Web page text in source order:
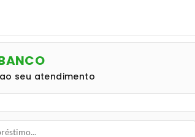
seu atendimento